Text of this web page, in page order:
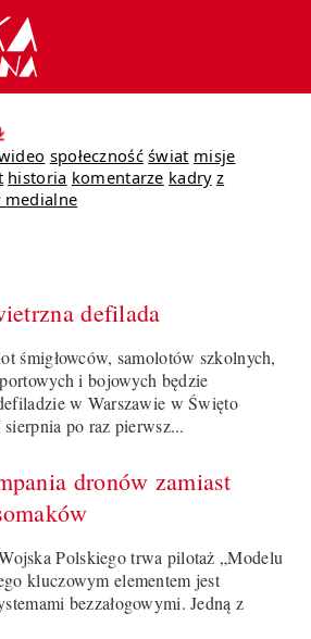
społeczność świat misje
historia komentarze kadry z
medialne
defilada
śmigłowców, samolotów szkolnych,
i bojowych będzie
w Warszawie w Święto
po raz pierwsz...
dronów zamiast
Polskiego trwa pilotaż „Modelu
kluczowym elementem jest
bezzałogowymi. Jedną z